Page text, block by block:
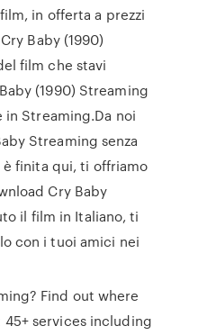
in offerta a prezzi
Baby (1990)
film che stavi
(1990) Streaming
in Streaming.Da noi
Streaming senza
finita qui, ti offriamo
Cry Baby
il film in Italiano, ti
con i tuoi amici nei
Find out where
services including